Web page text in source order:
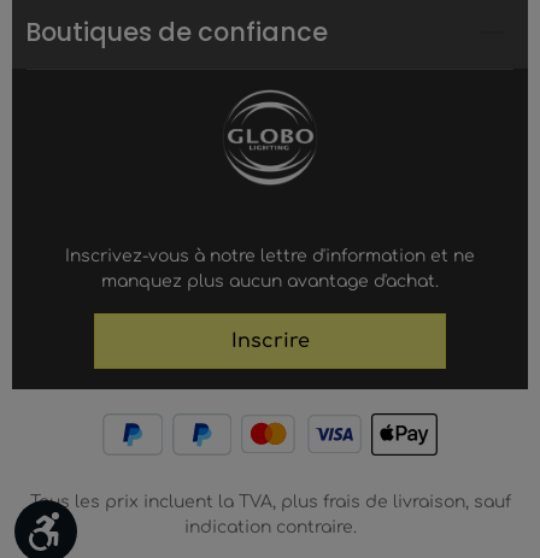
Boutiques de confiance
Inscrivez-vous à notre lettre d'information et ne
manquez plus aucun avantage d'achat.
Inscrire
Tous les prix incluent la TVA, plus frais de livraison, sauf
indication contraire.
Werkzeugleiste anzeigen